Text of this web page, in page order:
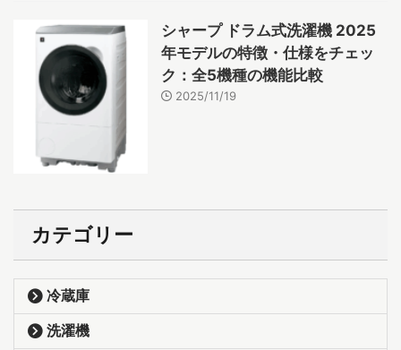
シャープ ドラム式洗濯機 2025
年モデルの特徴・仕様をチェッ
ク：全5機種の機能比較
2025/11/19
カテゴリー
冷蔵庫
洗濯機